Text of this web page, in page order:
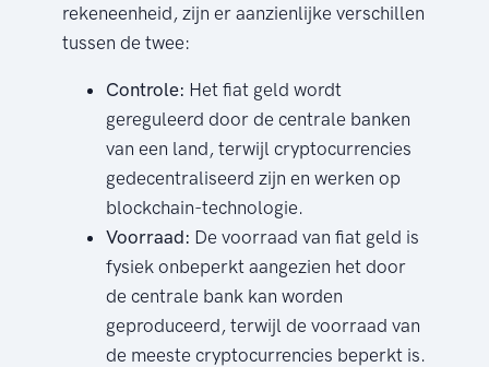
rekeneenheid, zijn er aanzienlijke verschillen
tussen de twee:
Controle: Het fiat geld wordt
gereguleerd door de centrale banken
van een land, terwijl cryptocurrencies
gedecentraliseerd zijn en werken op
blockchain-technologie.
Voorraad: De voorraad van fiat geld is
fysiek onbeperkt aangezien het door
de centrale bank kan worden
geproduceerd, terwijl de voorraad van
de meeste cryptocurrencies beperkt is.